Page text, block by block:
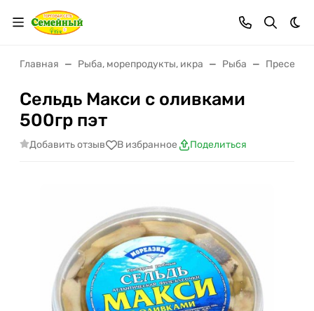
Главная Рыба, морепродукты, икра Рыба
Сельдь Макси с оливками
500гр пэт
Добавить отзыв В избранное Поделиться